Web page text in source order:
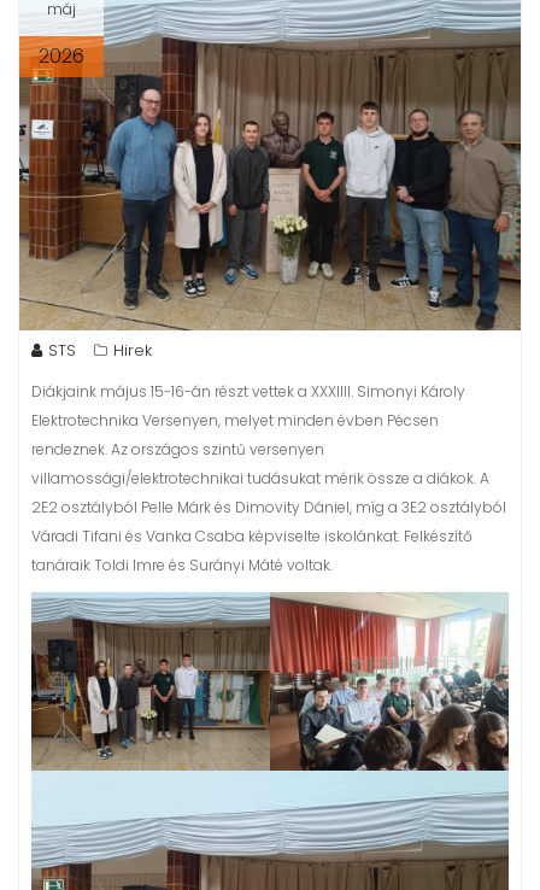
máj
2026
STS Hirek
Diákjaink május 15-16-án részt vettek a XXXIIII. Simonyi Károly
Elektrotechnika Versenyen, melyet minden évben Pécsen
rendeznek. Az országos szintű versenyen
villamossági/elektrotechnikai tudásukat mérik össze a diákok. A
2E2 osztályból Pelle Márk és Dimovity Dániel, míg a 3E2 osztályból
Váradi Tifani és Vanka Csaba képviselte iskolánkat. Felkészítő
tanáraik Toldi Imre és Surányi Máté voltak.